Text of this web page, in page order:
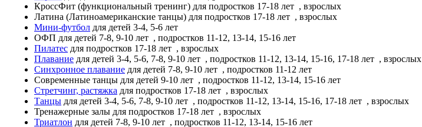
КроссФит (функциональный тренинг) для подростков 17-18 лет , взрослых
Латина (Латиноамериканские танцы) для подростков 17-18 лет , взрослых
Мини-футбол для детей 3-4, 5-6 лет
ОФП для детей 7-8, 9-10 лет , подростков 11-12, 13-14, 15-16 лет
Пилатес для подростков 17-18 лет , взрослых
Плавание для детей 3-4, 5-6, 7-8, 9-10 лет , подростков 11-12, 13-14, 15-16, 17-18 лет , взрослых
Синхронное плавание для детей 7-8, 9-10 лет , подростков 11-12 лет
Современные танцы для детей 9-10 лет , подростков 11-12, 13-14, 15-16 лет
Стретчинг, растяжка для подростков 17-18 лет , взрослых
Танцы для детей 3-4, 5-6, 7-8, 9-10 лет , подростков 11-12, 13-14, 15-16, 17-18 лет , взрослых
Тренажерные залы для подростков 17-18 лет , взрослых
Триатлон для детей 7-8, 9-10 лет , подростков 11-12, 13-14, 15-16 лет